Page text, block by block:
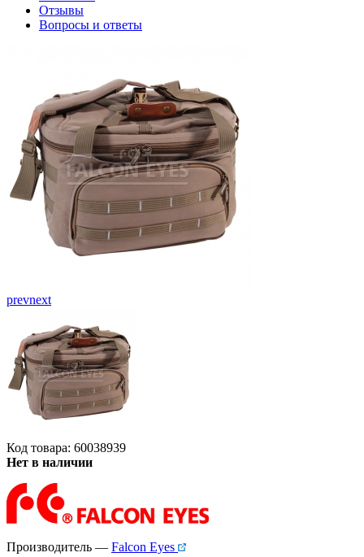
Отзывы
Вопросы и ответы
prevnext
Код товара: 60038939
Нет в наличии
Производитель — Falcon Eyes